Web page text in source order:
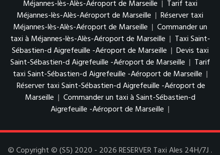
Méjannes-lès-Alès-Aéroport de Marseille | Tarif taxi
Méjannes-lès-Alès-Aéroport de Marseille | Réserver taxi
Méjannes-lès-Alès-Aéroport de Marseille | Commander un
taxi à Méjannes-lès-Alès-Aéroport de Marseille | Taxi Saint-
Sébastien-d Aigrefeuille -Aéroport de Marseille | Devis taxi
Saint-Sébastien-d Aigrefeuille -Aéroport de Marseille | Tarif
taxi Saint-Sébastien-d Aigrefeuille -Aéroport de Marseille |
Réserver taxi Saint-Sébastien-d Aigrefeuille -Aéroport de
Marseille | Commander un taxi à Saint-Sébastien-d
Aigrefeuille -Aéroport de Marseille |
© Copyright © (S5) 2020 - 2026 RESERVER Taxi Ales 24H/7J .